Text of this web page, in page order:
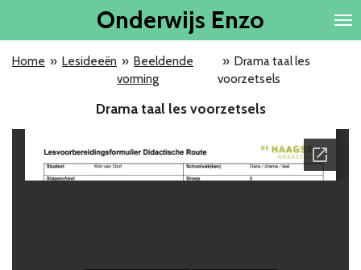
de
Onderwijs Enzo
Home » Lesideeën » Beeldende
vorming
» Drama taal les
voorzetsels
Drama taal les voorzetsels